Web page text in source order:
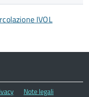
IVOL
Note legali